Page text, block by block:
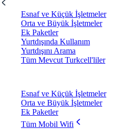
Esnaf ve Küçük İşletmeler
Orta ve Büyük İşletmeler
Ek Paketler
Yurtdışında Kullanım
Yurtdışını Arama
Tüm Mevcut Turkcell'liler
Esnaf ve Küçük İşletmeler
Orta ve Büyük İşletmeler
Ek Paketler
Tüm Mobil Wifi